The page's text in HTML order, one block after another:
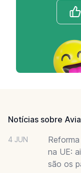
Notícias sobre
4 JUN
na UE:
são os